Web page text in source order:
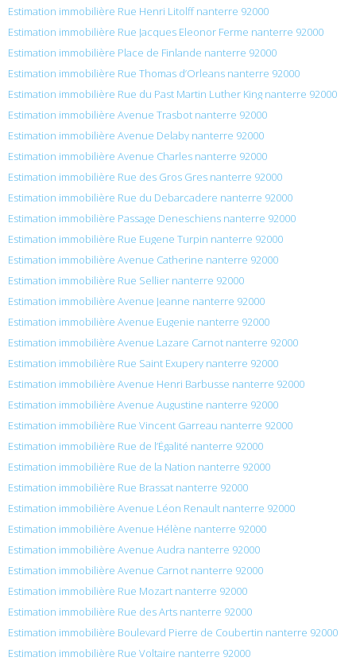
Estimation immobilière Rue Henri Litolff nanterre 92000
Estimation immobilière Rue Jacques Eleonor Ferme nanterre 92000
Estimation immobilière Place de Finlande nanterre 92000
Estimation immobilière Rue Thomas d’Orleans nanterre 92000
Estimation immobilière Rue du Past Martin Luther King nanterre 92000
Estimation immobilière Avenue Trasbot nanterre 92000
Estimation immobilière Avenue Delaby nanterre 92000
Estimation immobilière Avenue Charles nanterre 92000
Estimation immobilière Rue des Gros Gres nanterre 92000
Estimation immobilière Rue du Debarcadere nanterre 92000
Estimation immobilière Passage Deneschiens nanterre 92000
Estimation immobilière Rue Eugene Turpin nanterre 92000
Estimation immobilière Avenue Catherine nanterre 92000
Estimation immobilière Rue Sellier nanterre 92000
Estimation immobilière Avenue Jeanne nanterre 92000
Estimation immobilière Avenue Eugenie nanterre 92000
Estimation immobilière Avenue Lazare Carnot nanterre 92000
Estimation immobilière Rue Saint Exupery nanterre 92000
Estimation immobilière Avenue Henri Barbusse nanterre 92000
Estimation immobilière Avenue Augustine nanterre 92000
Estimation immobilière Rue Vincent Garreau nanterre 92000
Estimation immobilière Rue de l’Égalité nanterre 92000
Estimation immobilière Rue de la Nation nanterre 92000
Estimation immobilière Rue Brassat nanterre 92000
Estimation immobilière Avenue Léon Renault nanterre 92000
Estimation immobilière Avenue Hélène nanterre 92000
Estimation immobilière Avenue Audra nanterre 92000
Estimation immobilière Avenue Carnot nanterre 92000
Estimation immobilière Rue Mozart nanterre 92000
Estimation immobilière Rue des Arts nanterre 92000
Estimation immobilière Boulevard Pierre de Coubertin nanterre 92000
Estimation immobilière Rue Voltaire nanterre 92000